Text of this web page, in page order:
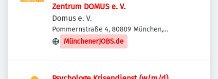
Zentrum DOMUS e. V.
Domus e. V.
Pommernstraße 4, 80809 München,
Deutschland
MünchenerJOBS.de